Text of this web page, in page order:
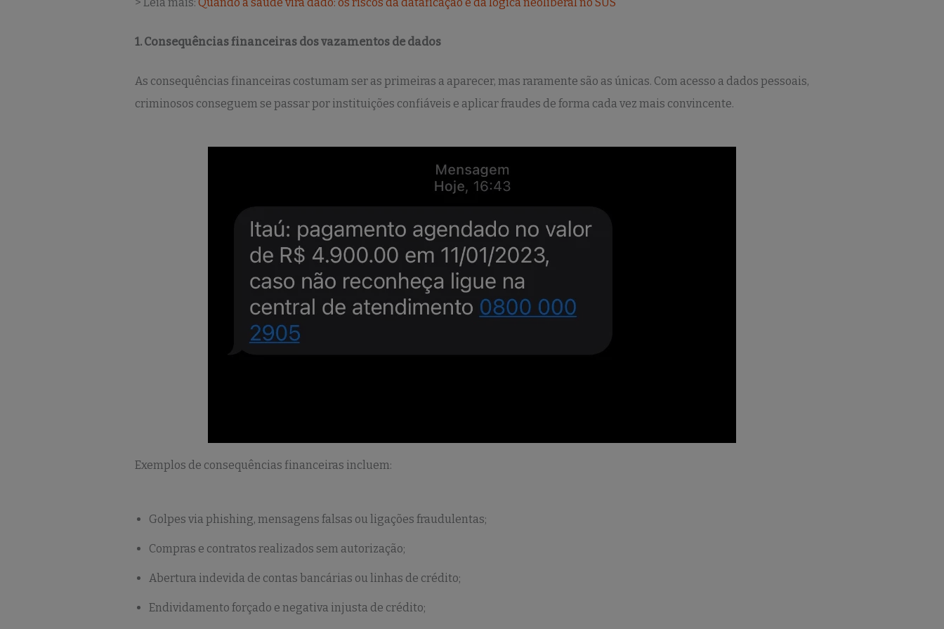
1. Consequências financeiras dos vazamentos de dados
As consequências financeiras costumam ser as primeiras a aparecer, mas raramente são as únicas. Com acesso a dados pessoais,
criminosos conseguem se passar por instituições confiáveis e aplicar fraudes de forma cada vez mais convincente.
Exemplos de consequências financeiras incluem:
Golpes via phishing, mensagens falsas ou ligações fraudulentas;
Compras e contratos realizados sem autorização;
Abertura indevida de contas bancárias ou linhas de crédito;
Endividamento forçado e negativa injusta de crédito;